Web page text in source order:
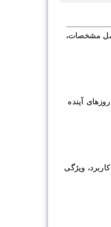
مشخصات،
آینده
ویژگی